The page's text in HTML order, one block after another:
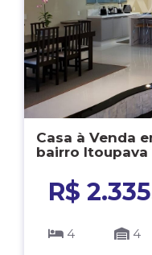
Casa à Venda
bairro Itoupava
R$
4 4